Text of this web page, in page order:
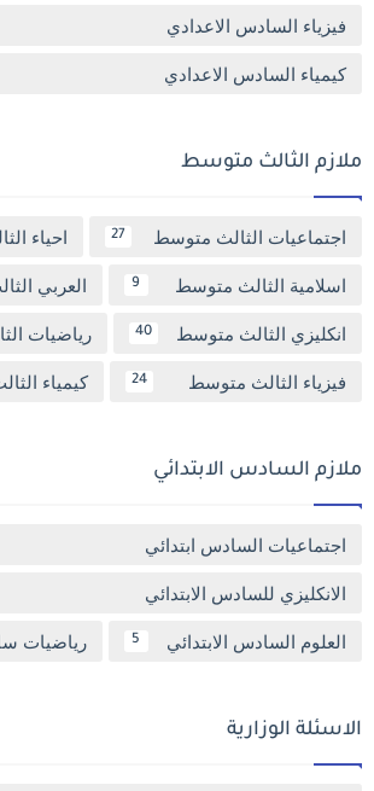
فيزياء السادس الاعدادي
كيمياء السادس الاعدادي
ملازم الثالث متوسط
اجتماعيات الثالث متوسط 27 احياء
اسلامية الثالث متوسط 9 العربي
انكليزي الثالث متوسط 40 رياضيات
فيزياء الثالث متوسط 24 كيمياء
ملازم السادس الابتدائي
اجتماعيات السادس ابتدائي
الانكليزي للسادس الابتدائي
العلوم السادس الابتدائي 5 رياضيات
الاسئلة الوزارية